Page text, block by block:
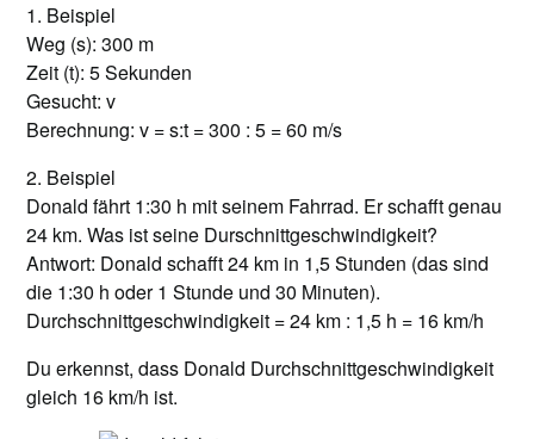
1. Beispiel
Weg (s): 300 m
Zeit (t): 5 Sekunden
Gesucht: v
Berechnung: v = s:t = 300 : 5 = 60 m/s
2. Beispiel
Donald fährt 1:30 h mit seinem Fahrrad. Er schafft genau
24 km. Was ist seine Durschnittgeschwindigkeit?
Antwort: Donald schafft 24 km in 1,5 Stunden (das sind
die 1:30 h oder 1 Stunde und 30 Minuten).
Durchschnittgeschwindigkeit = 24 km : 1,5 h = 16 km/h
Du erkennst, dass Donald Durchschnittgeschwindigkeit
gleich 16 km/h ist.